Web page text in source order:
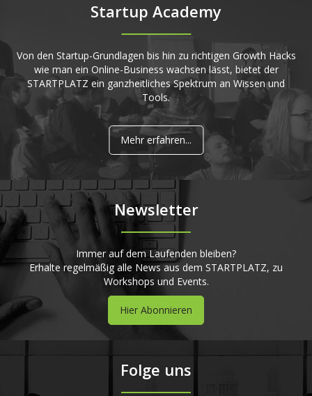
Startup Academy
Von den Startup-Grundlagen bis hin zu richtigen Growth Hacks
wie man ein Online-Business wachsen lässt, bietet der
STARTPLATZ ein ganzheitliches Spektrum an Wissen und
Tools.
Mehr erfahren...
Newsletter
Immer auf dem Laufenden bleiben?
Erhalte regelmäßig alle News aus dem STARTPLATZ, zu
Workshops und Events.
Hier Abonnieren
Folge uns